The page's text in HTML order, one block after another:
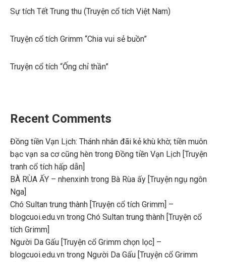
Sự tích Tết Trung thu (Truyện cổ tích Việt Nam)
Truyện cổ tích Grimm “Chia vui sẻ buồn”
Truyện cổ tích “Ống chỉ thần”
Recent Comments
Đồng tiền Vạn Lịch: Thánh nhân đãi kẻ khù khờ; tiền muôn
bạc vạn sa cơ cũng hèn trong Đồng tiền Vạn Lịch [Truyện
tranh cổ tích hấp dẫn]
BÀ RÙA ẤY – nhenxinh trong Bà Rùa ấy [Truyện ngụ ngôn
Nga]
Chó Sultan trung thành [Truyện cổ tích Grimm] –
blogcuoi.edu.vn trong Chó Sultan trung thành [Truyện cổ
tích Grimm]
Người Da Gấu [Truyện cổ Grimm chọn lọc] –
blogcuoi.edu.vn trong Người Da Gấu [Truyện cổ Grimm